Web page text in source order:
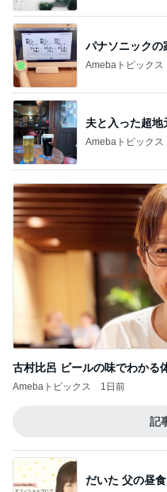
パナソニックの
Amebaトピックス
夫と入った超
Amebaトピックス
古村比呂 ビールの味でわかる
Amebaトピックス 1日前
記
だいた 父の昼